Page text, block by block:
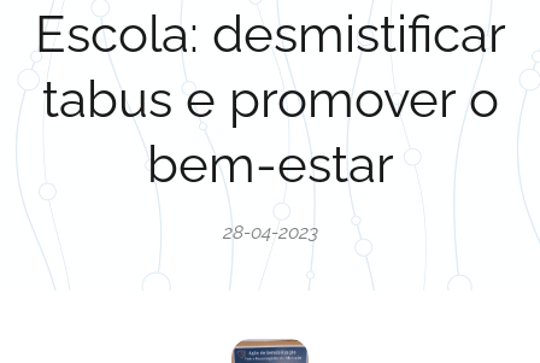
Escola: desmistificar
tabus e promover o
bem-estar
28-04-2023